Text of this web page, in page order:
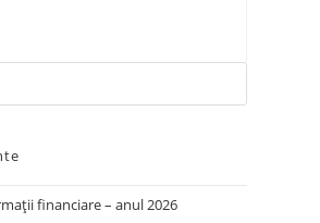
financiare – anul 2026